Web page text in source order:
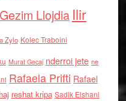
Gezim Llojdia Ilir
Zylo Kolec Traboini
Murat Gecaj nderroi jete ne
Rafaela Prifti Rafael
reshat kripa Sadik Elshani